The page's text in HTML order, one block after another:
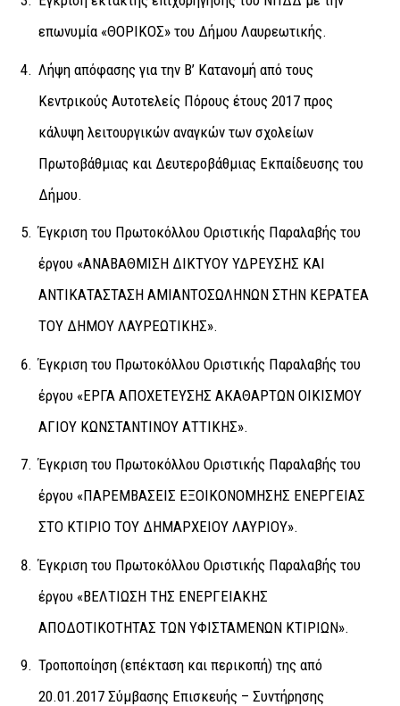
επωνυμία «ΘΟΡΙΚΟΣ» του Δήμου Λαυρεωτικής.
Λήψη απόφασης για την Β’ Κατανομή από τους
Κεντρικούς Αυτοτελείς Πόρους έτους 2017 προς
κάλυψη λειτουργικών αναγκών των σχολείων
Πρωτοβάθμιας και Δευτεροβάθμιας Εκπαίδευσης του
Δήμου.
Έγκριση του Πρωτοκόλλου Οριστικής Παραλαβής του
έργου «ΑΝΑΒΑΘΜΙΣΗ ΔΙΚΤΥΟΥ ΥΔΡΕΥΣΗΣ ΚΑΙ
ΑΝΤΙΚΑΤΑΣΤΑΣΗ ΑΜΙΑΝΤΟΣΩΛΗΝΩΝ ΣΤΗΝ ΚΕΡΑΤΕΑ
ΤΟΥ ΔΗΜΟΥ ΛΑΥΡΕΩΤΙΚΗΣ».
Έγκριση του Πρωτοκόλλου Οριστικής Παραλαβής του
έργου «ΕΡΓΑ ΑΠΟΧΕΤΕΥΣΗΣ ΑΚΑΘΑΡΤΩΝ ΟΙΚΙΣΜΟΥ
ΑΓΙΟΥ ΚΩΝΣΤΑΝΤΙΝΟΥ ΑΤΤΙΚΗΣ».
Έγκριση του Πρωτοκόλλου Οριστικής Παραλαβής του
έργου «ΠΑΡΕΜΒΑΣΕΙΣ ΕΞΟΙΚΟΝΟΜΗΣΗΣ ΕΝΕΡΓΕΙΑΣ
ΣΤΟ ΚΤΙΡΙΟ ΤΟΥ ΔΗΜΑΡΧΕΙΟΥ ΛΑΥΡΙΟΥ».
Έγκριση του Πρωτοκόλλου Οριστικής Παραλαβής του
έργου «ΒΕΛΤΙΩΣΗ ΤΗΣ ΕΝΕΡΓΕΙΑΚΗΣ
ΑΠΟΔΟΤΙΚΟΤΗΤΑΣ ΤΩΝ ΥΦΙΣΤΑΜΕΝΩΝ ΚΤΙΡΙΩΝ».
Τροποποίηση (επέκταση και περικοπή) της από
20.01.2017 Σύμβασης Επισκευής – Συντήρησης